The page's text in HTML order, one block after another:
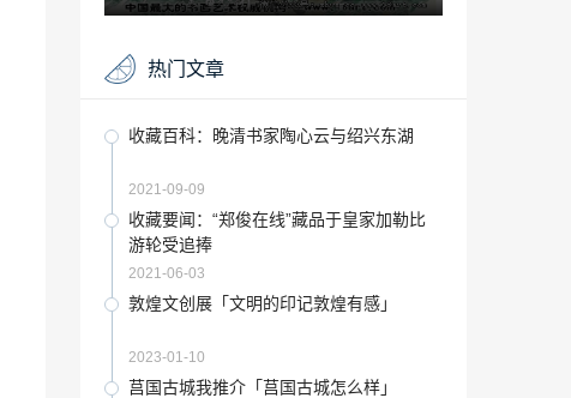
2023-02-07
2021国际大学生时尚设计盛典「2021大运
2023-01-16
宁夏有哪些非物质文化遗产「留住记忆」
2023-01-12
每日冥想日记「每日放松冥想」
2022-12-08
杜甫的秋兴八首其三分析「秋兴八首全部
热门文章
收藏百科：晚清书家陶心云与绍兴东湖
2021-09-09
收藏要闻：“郑俊在线”藏品于皇家加勒比
游轮受追捧
2021-06-03
敦煌文创展「文明的印记敦煌有感」
2023-01-10
莒国古城我推介「莒国古城怎么样」